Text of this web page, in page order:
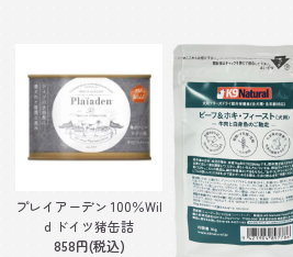
プレイアーデン 100％Wil
d ドイツ猪缶詰
858円(税込)